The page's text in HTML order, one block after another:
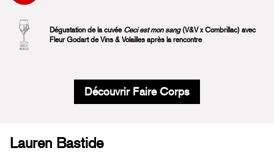
Dégustation de la cuvée Ceci est mon sang (V&V x Combrillac) avec
Fleur Godart deVins & Volailles après la rencontre
Découvrir Faire Corps
Lauren Bastide